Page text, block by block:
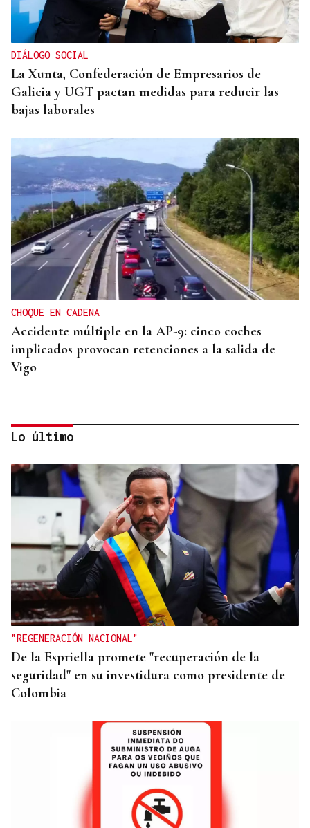
DIÁLOGO SOCIAL
La Xunta, Confederación de Empresarios de
Galicia y UGT pactan medidas para reducir las
bajas laborales
CHOQUE EN CADENA
Accidente múltiple en la AP-9: cinco coches
implicados provocan retenciones a la salida de
Vigo
INCUMPLIMIENTO LEGAL
Turismo veta la “Ruta del Narcotráfico” de
Laureano Oubiña por no cumplir con la Ley de
Turismo de Galicia
Lo último
"REGENERACIÓN NACIONAL"
De la Espriella promete "recuperación de la
seguridad" en su investidura como presidente de
Colombia